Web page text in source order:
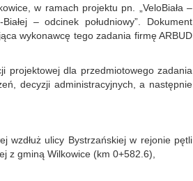
w ramach projektu pn. „VeloBiała –
– odcinek południowy”. Dokument
wykonawcę tego zadania firmę ARBUD
projektowej dla przedmiotowego zadania
decyzji administracyjnych, a następnie
wzdłuż ulicy Bystrzańskiej w rejonie pętli
z gminą Wilkowice (km 0+582.6),